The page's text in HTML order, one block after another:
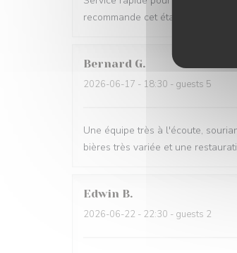
recommande cet établissement
Bernard G
2026-06-17 - 18:30 - guests 5
Une équipe très à l'écoute,
bières très variée et une
Edwin B
2026-06-22 - 22:30 - guests 2